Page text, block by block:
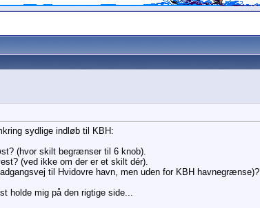
sydlige indløb til KBH:
(hvor skilt begrænser til 6 knob).
(ved ikke om der er et skilt dér).
til Hvidovre havn, men uden for KBH havnegrænse)?
holde mig på den rigtige side...